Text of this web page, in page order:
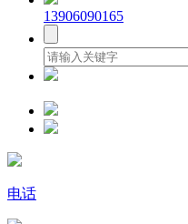
13906090165
电话